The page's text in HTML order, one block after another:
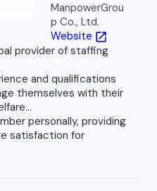
ManpowerGrou
p Co., Ltd.
Website open_in_new
provider of staffing
and qualifications
themselves with their
personally, providing
satisfaction for